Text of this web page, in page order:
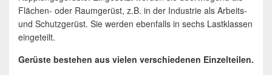
Flächen- oder Raumgerüst, z.B. in der Industrie als Arbeits-
und Schutzgerüst. Sie werden ebenfalls in sechs Lastklassen
eingeteilt.
Gerüste bestehen aus vielen verschiedenen Einzelteilen.